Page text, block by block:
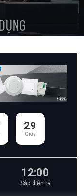
27
Giây
12:00
Sắp diễn ra